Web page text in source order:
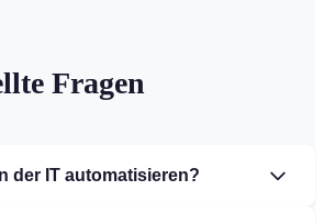
Fragen
der IT automatisieren?